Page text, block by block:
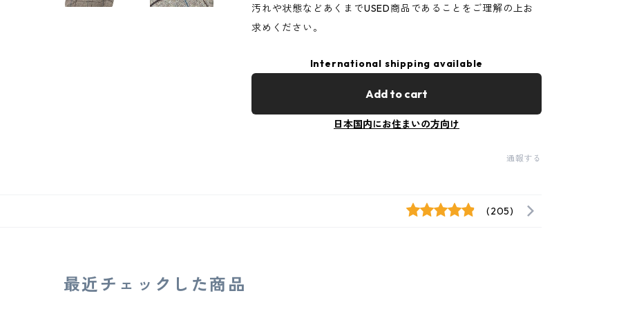
汚れや状態などあくまでUSED商品であることをご理解の上お
求めください。
International shipping available
Add to cart
日本国内にお住まいの方向け
通報する
(205)
最近チェックした商品